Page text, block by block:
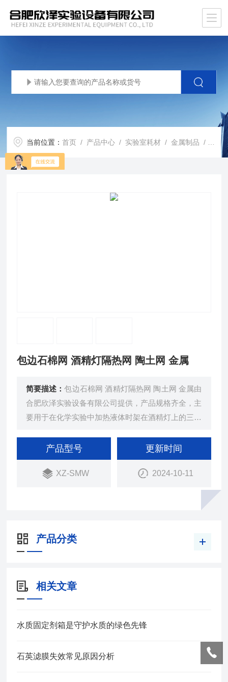
当前位置：首页 / 产品中心 / 实验室耗材 /金属制品 / XZ-SMW包边石棉网 酒精灯隔热网 陶土网 金属
包边石棉网 酒精灯隔热网 陶土网 金属
简要描述：包边石棉网 酒精灯隔热网 陶土网 金属由
合肥欣泽实验设备有限公司提供，产品规格齐全，主
要用于在化学实验中加热液体时架在酒精灯上的三脚
在一个地方而爆裂。
产品型号
XZ-SMW
更新时间
2024-10-11
产品分类
相关文章
水质固定剂箱是守护水质的绿色先锋
石英滤膜失效常见原因分析